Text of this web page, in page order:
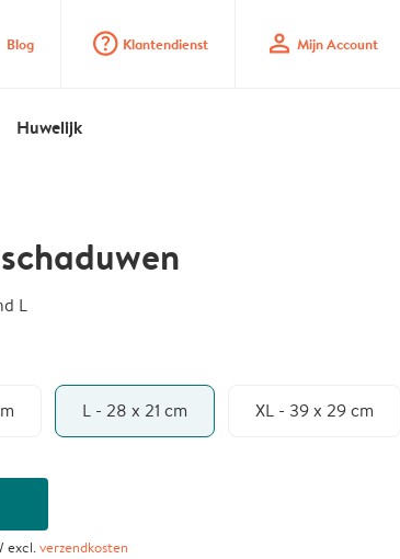
Blog question_mark_circle Klantendienst profile Mijn Account
Huwelijk
L
L - 28 x 21 cm XL - 39 x 29 cm
excl.verzendkosten